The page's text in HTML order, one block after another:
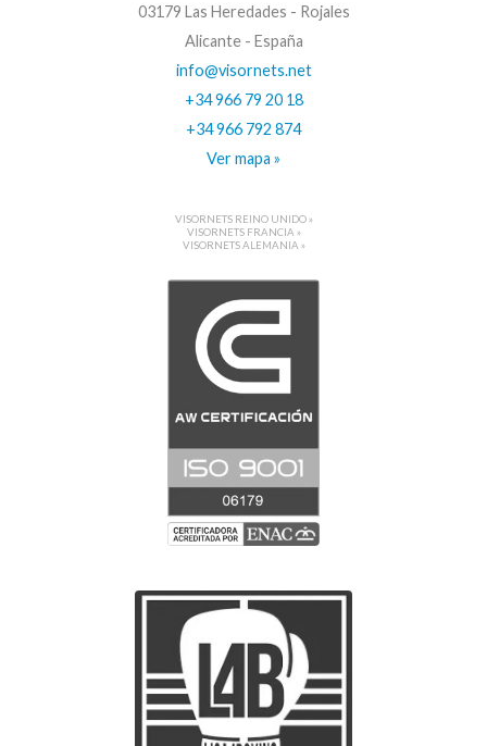
03179 Las Heredades - Rojales
Alicante - España
info@visornets.net
+34 966 79 20 18
+34 966 792 874
Ver mapa »
VISORNETS REINO UNIDO »
VISORNETS FRANCIA »
VISORNETS ALEMANIA »